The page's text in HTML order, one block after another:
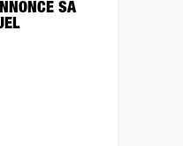
SA